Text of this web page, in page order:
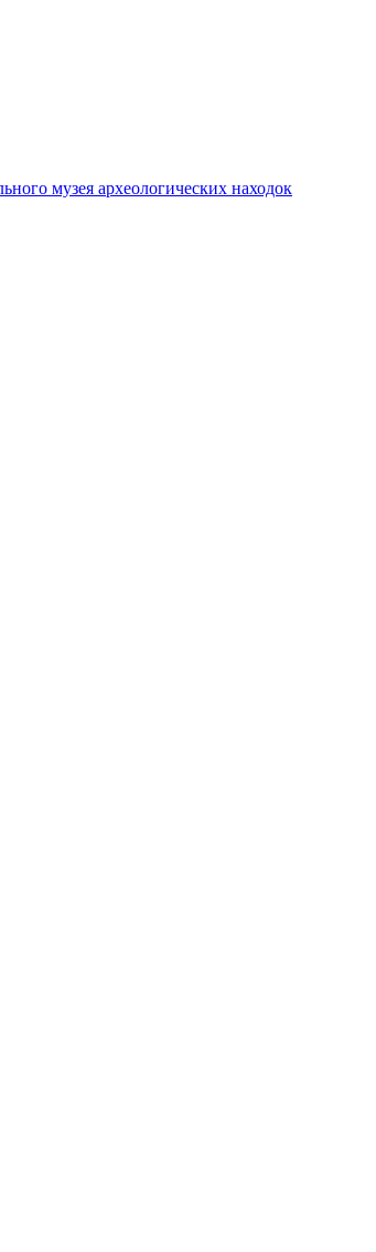
музея археологических находок